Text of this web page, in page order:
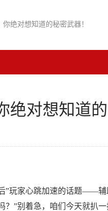
绝对想知道的秘密武器！
对想知道的
”玩家心跳加速的话题——
？”别着急，咱们今天就扒